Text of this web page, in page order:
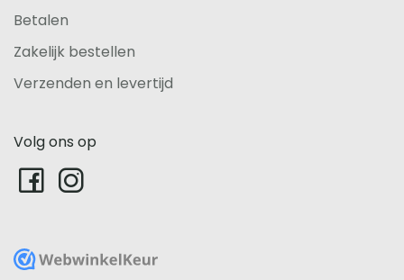
Betalen
Zakelijk bestellen
Verzenden en levertijd
Volg ons op
WebwinkelKeur